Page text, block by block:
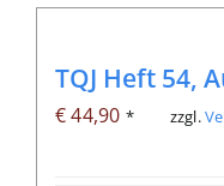
TQJ Heft 54,
€44,90 * zzgl.